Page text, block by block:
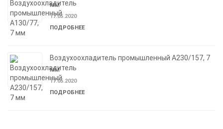
мм
17.05.2020
ПОДРОБНЕЕ
Воздухоохладитель промышленный A230/157, 7
мм
17.05.2020
ПОДРОБНЕЕ